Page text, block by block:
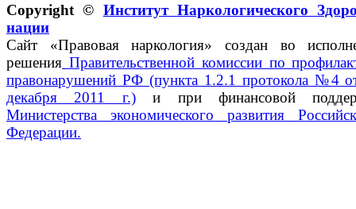
Copyright © Институт Наркологического
нации
Сайт «Правовая наркология» создан во
решения Правительственной комиссии по
правонарушений РФ (пункта 1.2.1 протокола №4
декабря 2011 г.)и при финансовой
Министерства экономического развития
Федерации.